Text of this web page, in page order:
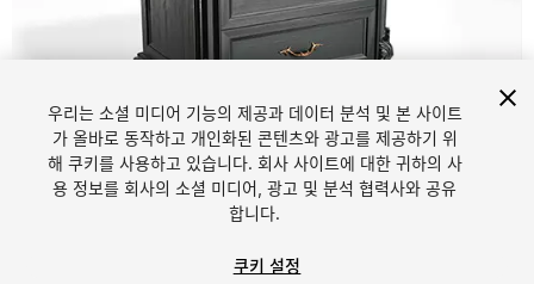
1 10
우리는 소셜 미디어 기능의 제공과 데이터 분석 및 본 사이트
가 올바로 동작하고 개인화된 콘텐츠와 광고를 제공하기 위
해 쿠키를 사용하고 있습니다. 회사 사이트에 대한 귀하의 사
용 정보를 회사의 소셜 미디어, 광고 및 분석 협력사와 공유
합니다.
쿠키 설정